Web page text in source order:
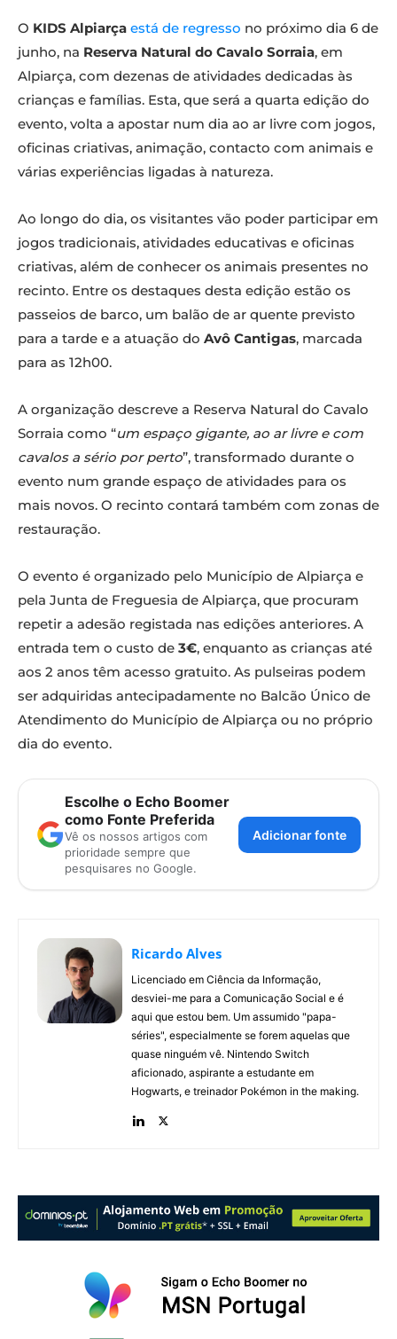
O KIDS Alpiarça está de regresso no próximo dia 6 de
junho, na Reserva Natural do Cavalo Sorraia, em
Alpiarça, com dezenas de atividades dedicadas às
crianças e famílias. Esta, que será a quarta edição do
evento, volta a apostar num dia ao ar livre com jogos,
oficinas criativas, animação, contacto com animais e
várias experiências ligadas à natureza.
Ao longo do dia, os visitantes vão poder participar em
jogos tradicionais, atividades educativas e oficinas
criativas, além de conhecer os animais presentes no
recinto. Entre os destaques desta edição estão os
passeios de barco, um balão de ar quente previsto
para a tarde e a atuação do Avô Cantigas, marcada
para as 12h00.
A organização descreve a Reserva Natural do Cavalo
Sorraia como “um espaço gigante, ao ar livre e com
cavalos a sério por perto”, transformado durante o
evento num grande espaço de atividades para os
mais novos. O recinto contará também com zonas de
restauração.
O evento é organizado pelo Município de Alpiarça e
pela Junta de Freguesia de Alpiarça, que procuram
repetir a adesão registada nas edições anteriores. A
entrada tem o custo de 3€, enquanto as crianças até
aos 2 anos têm acesso gratuito. As pulseiras podem
ser adquiridas antecipadamente no Balcão Único de
Atendimento do Município de Alpiarça ou no próprio
dia do evento.
Escolhe o Echo Boomer
como Fonte Preferida
Vê os nossos artigos com
prioridade sempre que
pesquisares no Google.
Adicionar fonte
Ricardo Alves
Licenciado em Ciência da Informação,
desviei-me para a Comunicação Social e é
aqui que estou bem. Um assumido "papa-
séries", especialmente se forem aquelas que
quase ninguém vê. Nintendo Switch
aficionado, aspirante a estudante em
Hogwarts, e treinador Pokémon in the making.